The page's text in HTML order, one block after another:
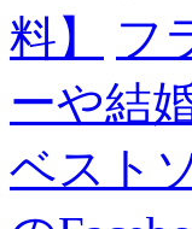
料】
フ
ーや結
ベスト